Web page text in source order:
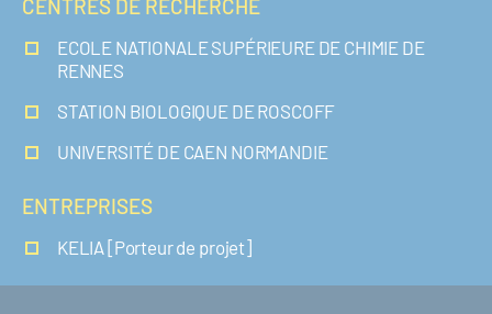
CENTRES DE RECHERCHE
ECOLE NATIONALE SUPÉRIEURE DE CHIMIE DE
RENNES
STATION BIOLOGIQUE DE ROSCOFF
UNIVERSITÉ DE CAEN NORMANDIE
ENTREPRISES
KELIA [Porteur de projet]